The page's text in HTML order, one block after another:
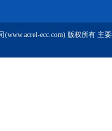
ecc.com) 版权所有 主